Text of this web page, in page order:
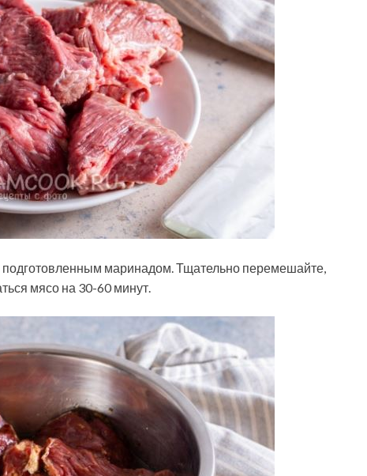
маринадом. Тщательно перемешайте,
мясо на 30-60 минут.